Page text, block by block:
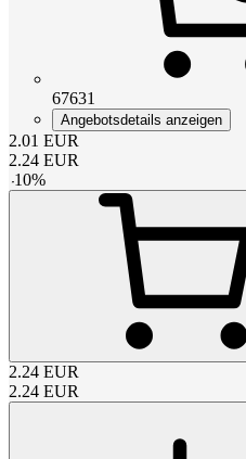
67631
Angebotsdetails anzeigen
2.01 EUR
2.24 EUR
-10%
2.24 EUR
2.24 EUR